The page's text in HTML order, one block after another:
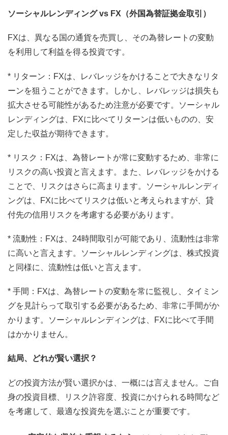
ソーシャルレンディング vs FX（外国為替証拠金取引）
FXは、異なる国の通貨を売買し、その為替レートの変動
を利用して利益を得る投資です。
* リターン：FXは、レバレッジをかけることで大きなリタ
ーンを狙うことができます。しかし、レバレッジは損失も
拡大させる可能性があるため注意が必要です。ソーシャル
レンディングは、FXに比べてリターンは低いものの、安
定した収益が期待できます。
* リスク：FXは、為替レートが常に変動するため、非常に
リスクの高い投資と言えます。また、レバレッジをかける
ことで、リスクはさらに高まります。ソーシャルレンディ
ングは、FXに比べてリスクは低いと考えられますが、貸
付先の信用リスクを考慮する必要があります。
* 流動性：FXは、24時間取引が可能であり、流動性は非常
に高いと言えます。ソーシャルレンディングは、株式投資
と同様に、流動性は低いと言えます。
* 手間：FXは、為替レートの変動を常に監視し、タイミン
グを見計らって取引する必要があるため、非常に手間がか
かります。ソーシャルレンディングは、FXに比べて手間
はかかりません。
結局、どれが賢い選択？
どの投資方法が賢い選択かは、一概には言えません。ご自
身の投資目標、リスク許容度、投資にかけられる時間など
を考慮して、最適な投資先を選ぶことが重要です。